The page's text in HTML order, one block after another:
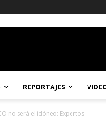
REPORTAJES
no será el idóneo: Expertos